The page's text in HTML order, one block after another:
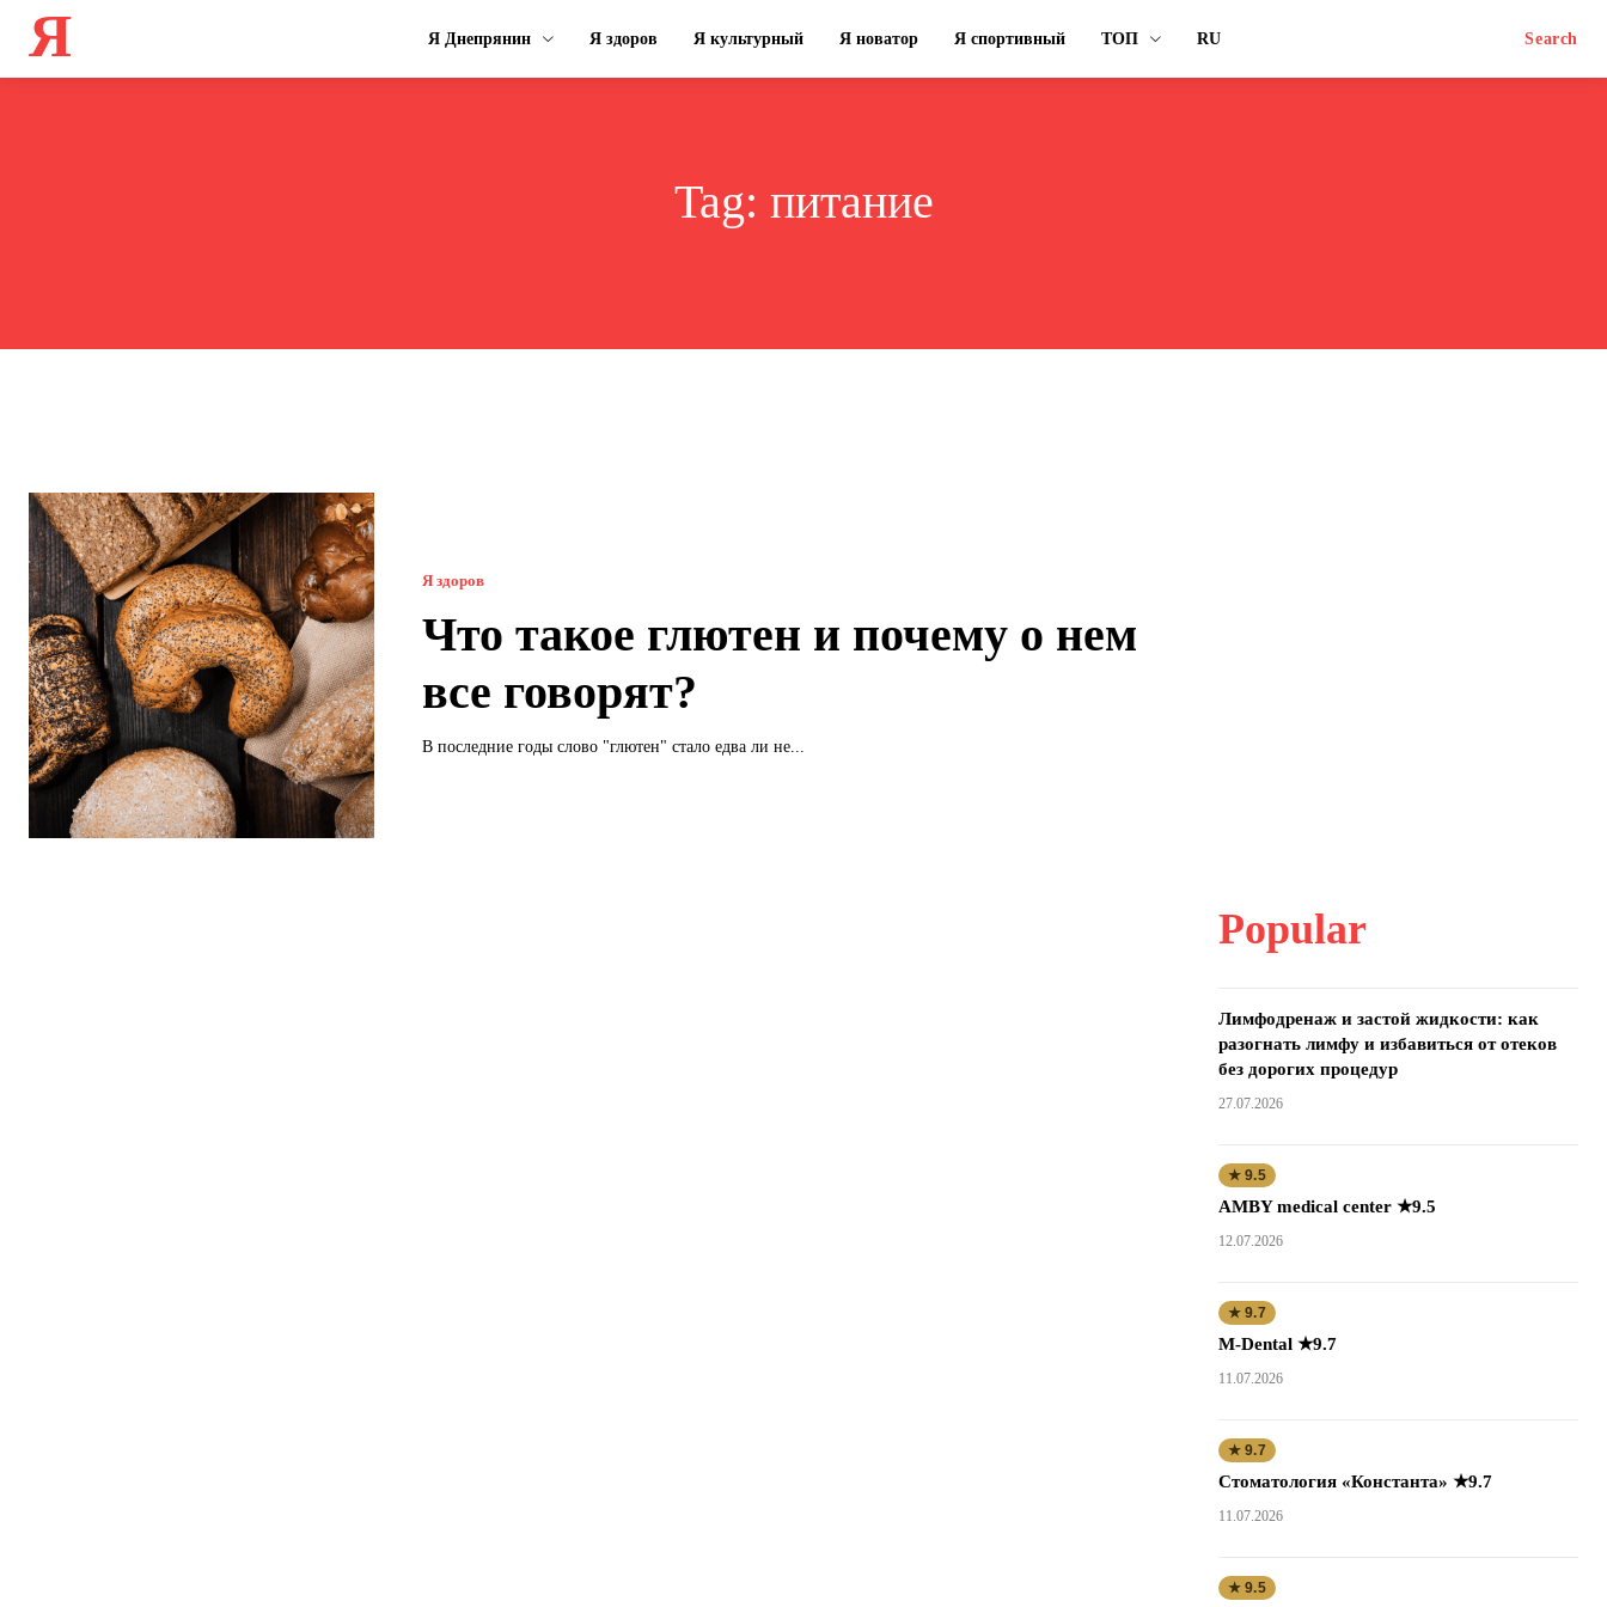
Я Я Днепрянин Я здоров Я культурный Я новатор Я спортивный ТОП RU Search
Tag: питание
Я здоров
Что такое глютен и почему о нем
все говорят?
В последние годы слово "глютен" стало едва ли не...
Popular
Лимфодренаж и застой жидкости: как
разогнать лимфу и избавиться от отеков
без дорогих процедур
27.07.2026
★ 9.5
AMBY medical center ★9.5
12.07.2026
★ 9.7
M-Dental ★9.7
11.07.2026
★ 9.7
Стоматология «Константа» ★9.7
11.07.2026
★ 9.5